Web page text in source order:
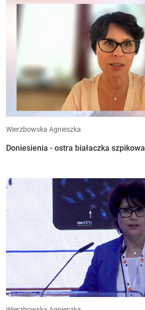
Wierzbowska Agnieszka
Doniesienia - ostra białaczka szpikowa